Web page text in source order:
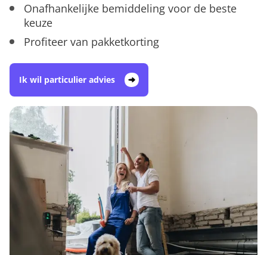
Onafhankelijke bemiddeling voor de beste
keuze
Profiteer van pakketkorting
Ik wil particulier advies